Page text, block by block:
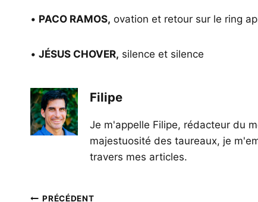
• PACO RAMOS, ovation et retour sur le ring
• JÉSUS CHOVER, silence et silence
Filipe
Je m'appelle Filipe, rédacteur du
majestuosité des taureaux, je
travers mes articles.
PRÉCÉDENT